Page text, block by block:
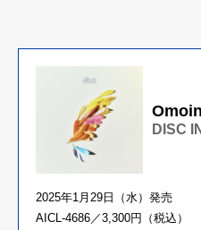
DISC
2025年1月29日（水）発売
AICL-4686／3,300円（税込）